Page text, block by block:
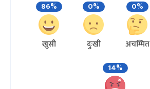
86%
खुसी
0%
दुःखी
0%
अचम्मित
14%